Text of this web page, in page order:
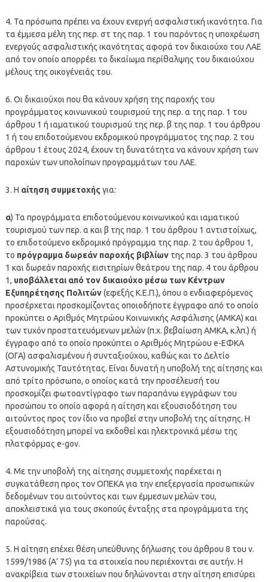
4. Τα πρόσωπα πρέπει να έχουν ενεργή ασφαλιστική ικανότητα. Για
τα έμμεσα μέλη της περ. στ της παρ. 1 του παρόντος η υποχρέωση
ενεργούς ασφαλιστικής ικανότητας αφορά τον δικαιούχο του ΛΑΕ
από τον οποίο απορρέει το δικαίωμα περίθαλψης του δικαιούχου
μέλους της οικογένειάς του.
6. Οι δικαιούχοι που θα κάνουν χρήση της παροχής του
προγράμματος κοινωνικού τουρισμού της περ. α της παρ. 1 του
άρθρου 1 ή ιαματικού τουρισμού της περ. β της παρ. 1 του άρθρου
1 ή του επιδοτούμενου εκδρομικού προγράμματος της παρ. 2 του
άρθρου 1 έτους 2024, έχουν τη δυνατότητα να κάνουν χρήση των
παροχών των υπολοίπων προγραμμάτων του ΛΑΕ.
3. Η αίτηση συμμετοχής για:
α) Τα προγράμματα επιδοτούμενου κοινωνικού και ιαματικού
τουρισμού των περ. α και β της παρ. 1 του άρθρου 1 αντιστοίχως,
το επιδοτούμενο εκδρομικό πρόγραμμα της παρ. 2 του άρθρου 1,
το πρόγραμμα δωρεάν παροχής βιβλίωντης παρ. 3 του άρθρου
1 και δωρεάν παροχής εισιτηρίων θεάτρου της παρ. 4 του άρθρου
1, υποβάλλεται από τον δικαιούχο μέσω των Κέντρων
Εξυπηρέτησης Πολιτών(εφεξής Κ.Ε.Π.), όπου ο ενδιαφερόμενος
προσέρχεται προσκομίζοντας οποιοδήποτε έγγραφο από το οποίο
προκύπτει ο Αριθμός Μητρώου Κοινωνικής Ασφάλισης (ΑΜΚΑ) και
των τυχόν προστατευόμενων μελών (π.χ. βεβαίωση ΑΜΚΑ, κ.λπ.) ή
έγγραφο από το οποίο προκύπτει ο Αριθμός Μητρώου e-ΕΦΚΑ
(ΟΓΑ) ασφαλισμένου ή συνταξιούχου, καθώς και το Δελτίο
Αστυνομικής Ταυτότητας. Είναι δυνατή η υποβολή της αίτησης και
από τρίτο πρόσωπο, ο οποίος κατά την προσέλευσή του
προσκομίζει φωτοαντίγραφο των παραπάνω εγγράφων του
προσώπου το οποίο αφορά η αίτηση και εξουσιοδότηση του
αιτούντος προς τον ίδιο να προβεί στην υποβολή της αίτησης. Η
εξουσιοδότηση μπορεί να εκδοθεί και ηλεκτρονικά μέσω της
πλατφόρμας e-gov.
4. Με την υποβολή της αίτησης συμμετοχής παρέχεται η
συγκατάθεση προς τον ΟΠΕΚΑ για την επεξεργασία προσωπικών
δεδομένων του αιτούντος και των έμμεσων μελών του,
αποκλειστικά για τους σκοπούς ένταξης στα προγράμματα της
παρούσας.
5. Η αίτηση επέχει θέση υπεύθυνης δήλωσης του άρθρου 8 του ν.
1599/1986 (Α’ 75) για τα στοιχεία που περιέχονται σε αυτήν. Η
ανακρίβεια των στοιχείων που δηλώνονται στην αίτηση επισύρει